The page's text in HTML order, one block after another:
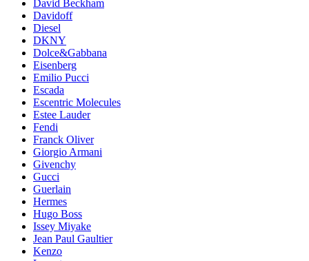
David Beckham
Davidoff
Diesel
DKNY
Dolce&Gabbana
Eisenberg
Emilio Pucci
Escada
Escentric Molecules
Estee Lauder
Fendi
Franck Oliver
Giorgio Armani
Givenchy
Gucci
Guerlain
Hermes
Hugo Boss
Issey Miyake
Jean Paul Gaultier
Kenzo